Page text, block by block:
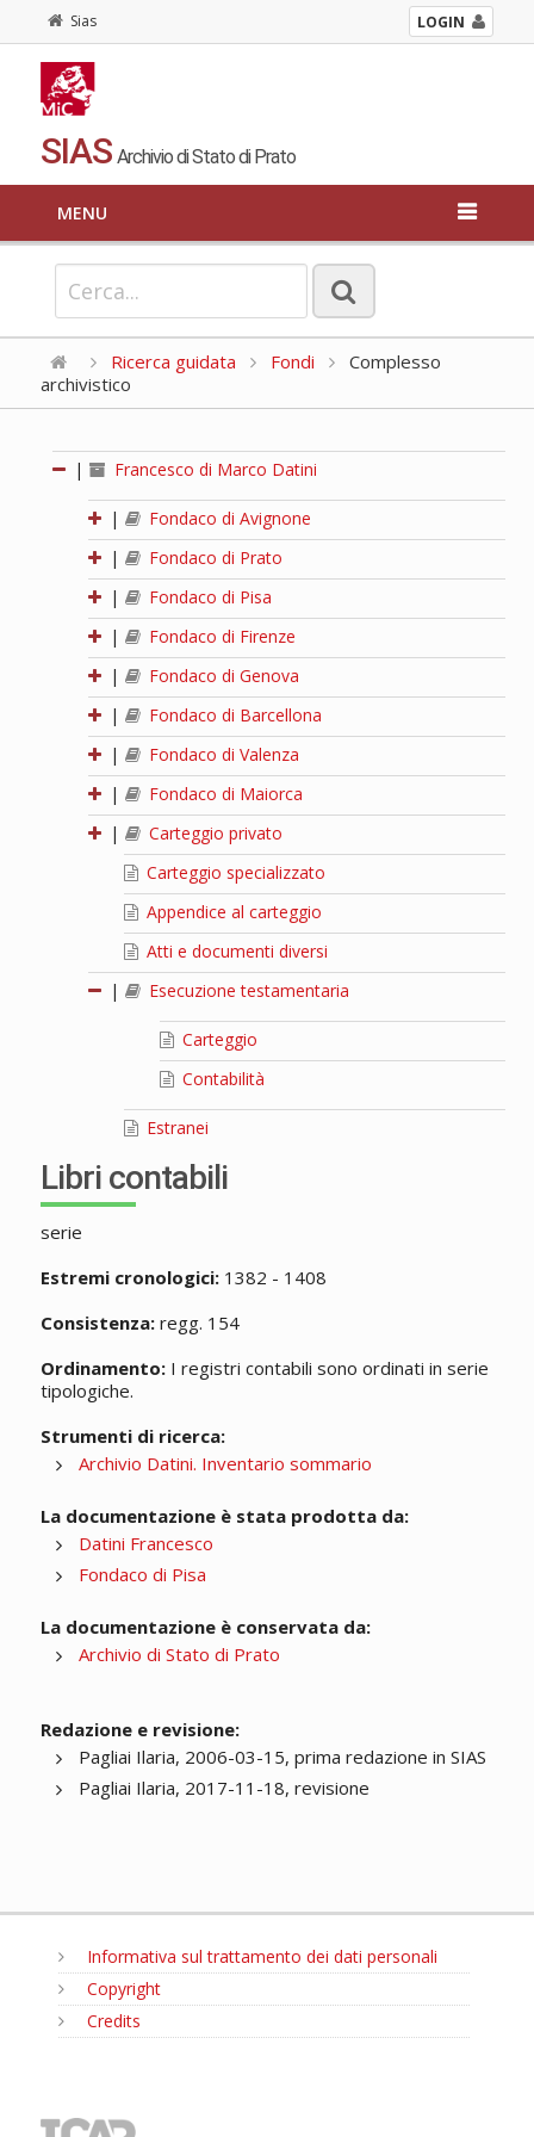
Sias LOGIN
SIAS Archivio di Stato di Prato
MENU
Ricerca guidata Fondi
Complesso
archivistico
| Francesco di Marco Datini
|
Fondaco di Avignone
|
Fondaco di Prato
|
Fondaco di Pisa
|
Fondaco di Firenze
|
Fondaco di Genova
|
Fondaco di Barcellona
|
Fondaco di Valenza
|
Fondaco di Maiorca
|
Carteggio privato
Carteggio specializzato
Appendice al carteggio
Atti e documenti diversi
|
Esecuzione testamentaria
Carteggio
Contabilità
Estranei
Libri contabili
serie
Estremi cronologici:1382 - 1408
Consistenza:regg. 154
Ordinamento:I registri contabili sono ordinati in serie
tipologiche.
Strumenti di ricerca:
Archivio Datini. Inventario sommario
La documentazione è stata prodotta da:
Datini Francesco
Fondaco di Pisa
La documentazione è conservata da:
Archivio di Stato di Prato
Redazione e revisione:
Pagliai Ilaria, 2006-03-15, prima redazione in SIAS
Pagliai Ilaria, 2017-11-18, revisione
Informativa sul trattamento dei dati personali
Copyright
Credits